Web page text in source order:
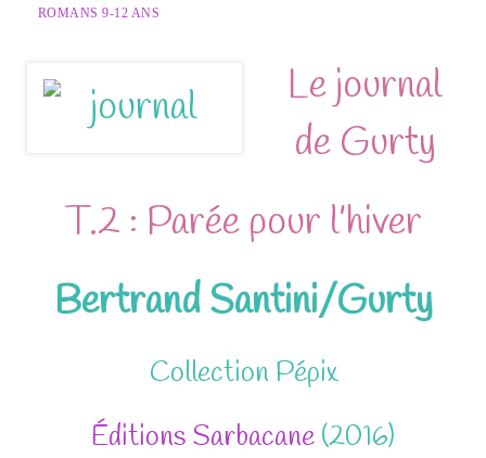
ROMANS 9-12 ANS
Le journal
de Gurty
T.2 : Parée pour l’hiver
Bertrand Santini/Gurty
Collection Pépix
Éditions Sarbacane (2016)